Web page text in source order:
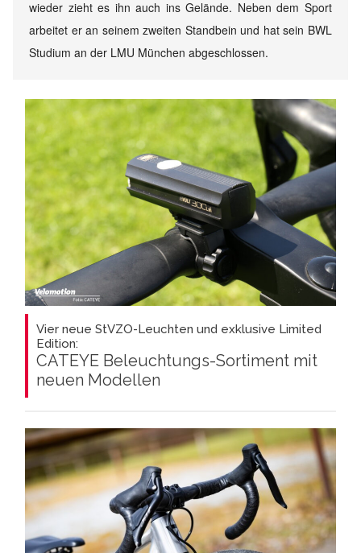
wieder zieht es ihn auch ins Gelände. Neben dem Sport
arbeitet er an seinem zweiten Standbein und hat sein BWL
Studium an der LMU München abgeschlossen.
Vier neue StVZO-Leuchten und exklusive Limited
Edition:
CATEYE Beleuchtungs-Sortiment mit
neuen Modellen